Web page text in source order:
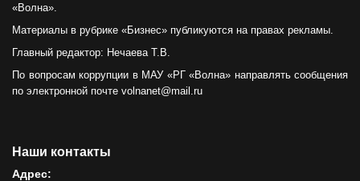
«Волна».
Материалы в рубрике «Бизнес» публикуются на правах рекламы.
Главный редактор: Нечаева Т.В.
По вопросам коррупции в МАУ «РГ «Волна» направлять сообщения
по электронной почте volnanet@mail.ru
Наши контакты
Адрес: